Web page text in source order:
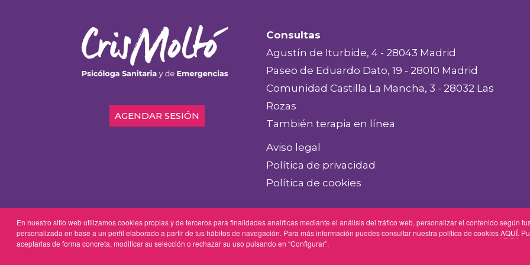
En nuestro sitio web utilizamos cookies propias y de terceros para finalidades analíticas mediante el análisis del tráfico web, personalizar el contenido según
personalizada en base a un perfil elaborado a partir de tus hábitos de navegación. Para más información puedes consultar nuestra política de cookiesAQUÍ.
aceptarlas de forma concreta, modificar su selección o rechazar su uso pulsando en “Configurar”.
AGENDAR SESIÓN
Consultas
Agustín de Iturbide, 4 - 28043 Madrid
Paseo de Eduardo Dato, 19 - 28010 Madrid
Comunidad Castilla La Mancha, 3 - 28032 Las
Rozas
También terapia en línea
Aviso legal
Política de privacidad
Política de cookies
Copyright © 2025 Cris Moltó Psicóloga colegiada M-36972. Consultas enMadridyLas Rozas .